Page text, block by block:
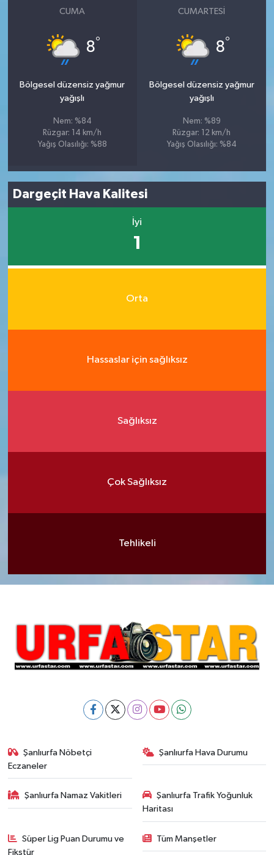
CUMA
8°
Bölgesel düzensiz yağmur
yağışlı
Nem: %84
Rüzgar: 14 km/h
Yağış Olasılığı: %88
CUMARTESI
8°
Bölgesel düzensiz yağmur
yağışlı
Nem: %89
Rüzgar: 12 km/h
Yağış Olasılığı: %84
Dargeçit Hava Kalitesi
İyi
1
Orta
Hassaslar için sağlıksız
Sağlıksız
Çok Sağlıksız
Tehlikeli
Şanlıurfa Nöbetçi
Eczaneler
Şanlıurfa Hava Durumu
Şanlıurfa Namaz Vakitleri
Şanlıurfa Trafik Yoğunluk
Haritası
Süper Lig Puan Durumu ve
Fikstür
Tüm Manşetler